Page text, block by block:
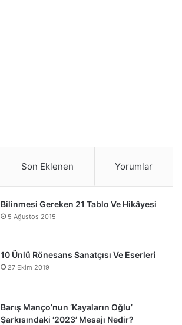
Son Eklenen Yorumlar
Bilinmesi Gereken 21 Tablo Ve Hikâyesi
5 Ağustos 2015
10 Ünlü Rönesans Sanatçısı Ve Eserleri
27 Ekim 2019
Barış Manço’nun ‘Kayaların Oğlu’
Şarkısındaki ‘2023’ Mesajı Nedir?